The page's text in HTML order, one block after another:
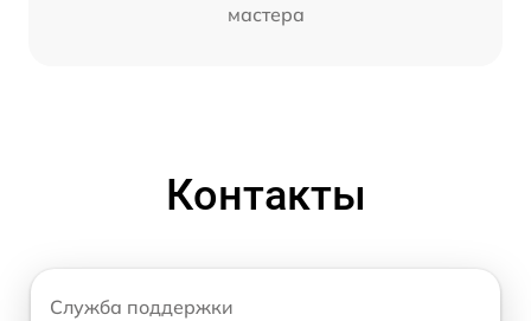
мастера
Контакты
Служба поддержки